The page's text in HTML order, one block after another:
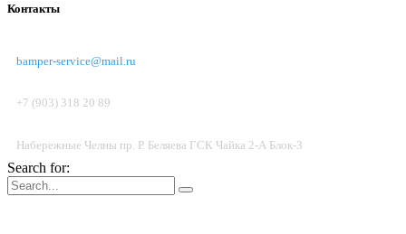
Контакты
bamper-service@mail.ru
+7 (903) 318 20 89
Набережные Челны пр. Р. Беляева ГСК Чайка 2-А Блок-3
Search for: